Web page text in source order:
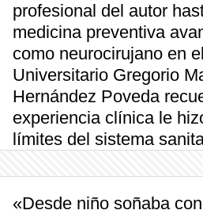
profesional del autor
medicina preventiva
como neurocirujano en
Universitario Gregorio
Hernández Poveda
experiencia clínica le
límites del sistema
«Desde niño soñaba